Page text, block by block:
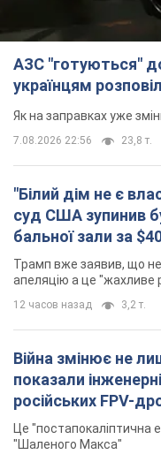
АЗС "готуються"
українцям
Як на заправках уже
7.08.2026 22:56 23,8 т.
"Білий дім не є
суд США зупинив
бальної зали за
Трамп вже заявив, що
апеляцію а це "жахливе
12 часов назад 3,2 т.
Війна змінює не
показали
російських FPV-
Це "постапокаліптична
"Шаленого Макса"